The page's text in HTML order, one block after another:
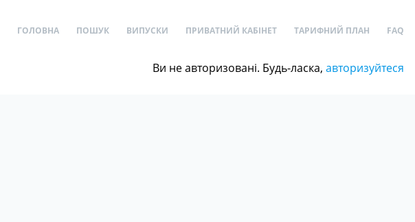
ГОЛОВНА ПОШУК ВИПУСКИ ПРИВАТНИЙ КАБІНЕТ ТАРИФНИЙ ПЛАН FAQ
Ви не авторизовані. Будь-ласка, авторизуйтеся